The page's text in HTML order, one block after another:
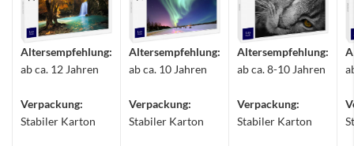
Altersempfehlung:
ab ca. 12 Jahren
Verpackung:
Stabiler Karton
Altersempfehlung:
ab ca. 10 Jahren
Verpackung:
Stabiler Karton
Altersempfehlung:
ab ca. 8-10 Jahren
Verpackung:
Stabiler Karton